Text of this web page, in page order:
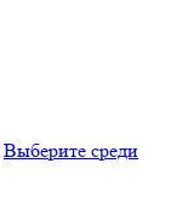
Выберите среди